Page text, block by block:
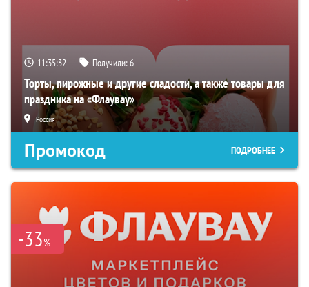
11:35:31 Получили:6
Торты, пирожные и другие сладости, а также товары для
праздника на «Флаувау»
Россия
Промокод ПОДРОБНЕЕ
-33%